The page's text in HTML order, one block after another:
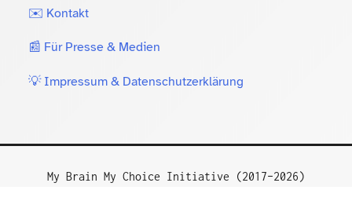
✉️ Kontakt
📰 Für Presse & Medien
💡 Impressum & Datenschutzerklärung
My Brain My Choice Initiative (2017–2026)